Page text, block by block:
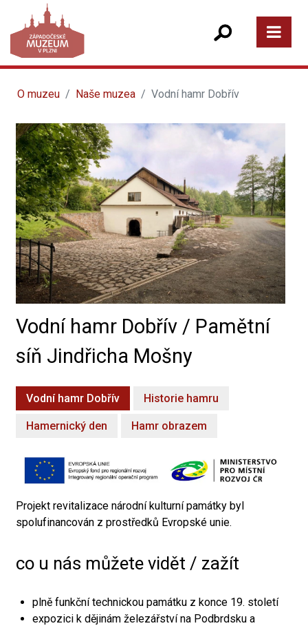
O muzeu Naše muzea Vodní hamr Dobřív
Vodní hamr Dobřív / Pamětní
síň Jindřicha Mošny
Vodní hamr Dobřív Historie hamru
Hamernický den Hamr obrazem
Projekt revitalizace národní kulturní památky byl
spolufinancován z prostředků Evropské unie.
co u nás můžete vidět / zažít
plně funkční technickou památku z konce 19. století
expozici k dějinám železářství na Podbrdsku a